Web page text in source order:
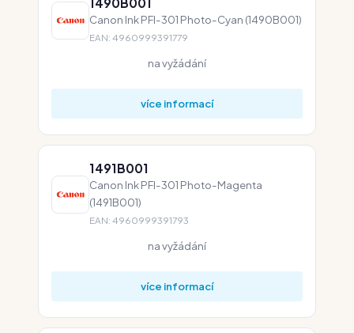
Canon Ink PFI-301 Photo-Cyan (1490B001)
EAN: 4960999391779
na vyžádání
více informací
1491B001
Canon Ink PFI-301 Photo-Magenta
(1491B001)
EAN: 4960999391793
na vyžádání
více informací